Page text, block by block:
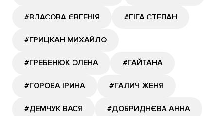
#ВЛАСОВА ЄВГЕНІЯ #ГІГА СТЕПАН
#ГРИЦКАН МИХАЙЛО
#ГРЕБЕНЮК ОЛЕНА #ГАЙТАНА
#ГОРОВА ІРИНА #ГАЛИЧ ЖЕНЯ
#ДЕМЧУК ВАСЯ #ДОБРИДНЄВА АННА